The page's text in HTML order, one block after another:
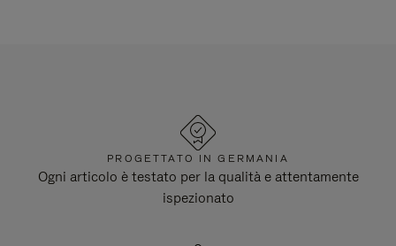
PROGETTATO IN GERMANIA
Ogni articolo è testato per la qualità e attentamente
ispezionato